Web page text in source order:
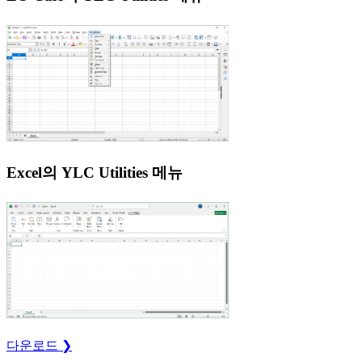
Excel의 YLC Utilities 메뉴
다운로드 ❯